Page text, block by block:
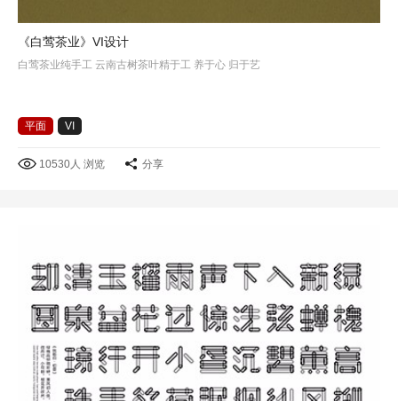
《白莺茶业》VI设计
白莺茶业纯手工 云南古树茶叶精于工 养于心 归于艺
平面 VI
10530人 浏览 分享